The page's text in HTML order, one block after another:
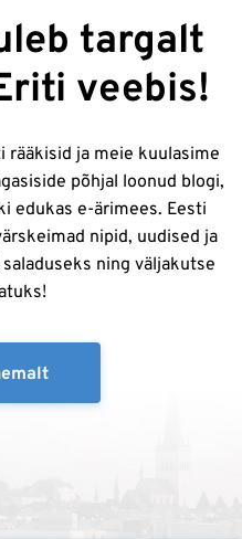
targalt
veebis!
ja meie kuulasime
põhjal loonud blogi,
edukas e-ärimees. Eesti
nipid, uudised ja
ning väljakutse